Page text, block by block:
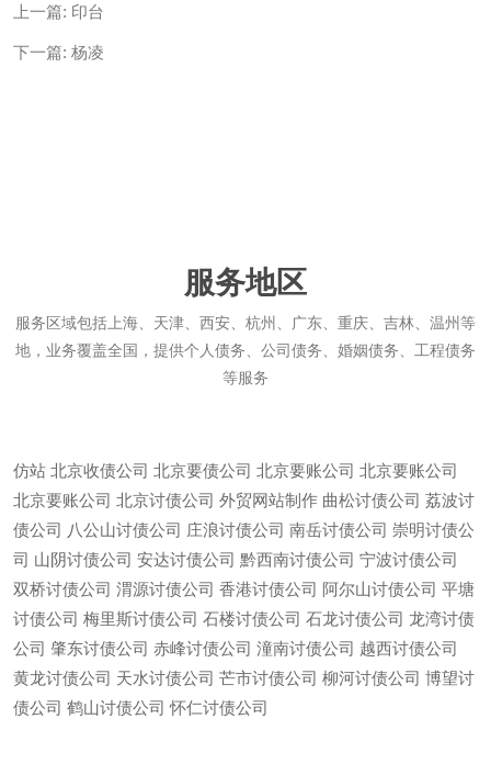
上一篇: 印台
下一篇: 杨凌
服务地区
服务区域包括上海、天津、西安、杭州、广东、重庆、吉林、温州等
地，业务覆盖全国，提供个人债务、公司债务、婚姻债务、工程债务
等服务
仿站 北京收债公司 北京要债公司 北京要账公司 北京要账公司
北京要账公司 北京讨债公司 外贸网站制作 曲松讨债公司 荔波讨
债公司 八公山讨债公司 庄浪讨债公司 南岳讨债公司 崇明讨债公
司 山阴讨债公司 安达讨债公司 黔西南讨债公司 宁波讨债公司
双桥讨债公司 渭源讨债公司 香港讨债公司 阿尔山讨债公司 平塘
讨债公司 梅里斯讨债公司 石楼讨债公司 石龙讨债公司 龙湾讨债
公司 肇东讨债公司 赤峰讨债公司 潼南讨债公司 越西讨债公司
黄龙讨债公司 天水讨债公司 芒市讨债公司 柳河讨债公司 博望讨
债公司 鹤山讨债公司 怀仁讨债公司
微信13685747439